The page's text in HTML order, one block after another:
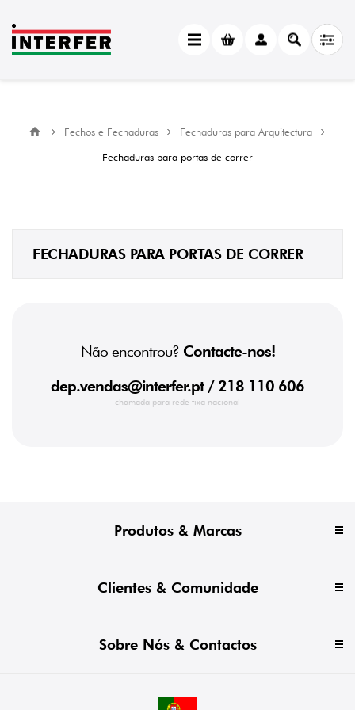
Fechos e Fechaduras
Fechaduras para Arquitectura
Fechaduras para portas de correr
FECHADURAS PARA PORTAS DE CORRER
Não encontrou? Contacte-nos!
dep.vendas@interfer.pt/ 218 110 606
chamada para rede fixa nacional
Produtos & Marcas
Clientes & Comunidade
Sobre Nós & Contactos